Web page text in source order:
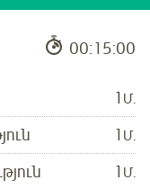
00:15:00
1 Մ.
1 Մ.
1 Մ.